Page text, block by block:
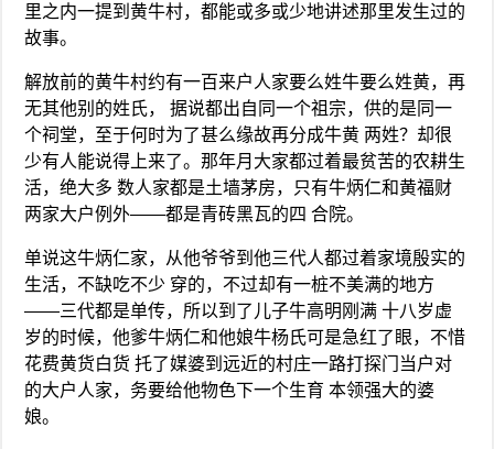
里之内一提到黄牛村，都能或多或少地讲述那里发生过的
故事。
解放前的黄牛村约有一百来户人家要么姓牛要么姓黄，再
无其他别的姓氏， 据说都出自同一个祖宗，供的是同一
个祠堂，至于何时为了甚么缘故再分成牛黄 两姓？却很
少有人能说得上来了。那年月大家都过着最贫苦的农耕生
活，绝大多 数人家都是土墙茅房，只有牛炳仁和黄福财
两家大户例外——都是青砖黑瓦的四 合院。
单说这牛炳仁家，从他爷爷到他三代人都过着家境殷实的
生活，不缺吃不少 穿的，不过却有一桩不美满的地方
——三代都是单传，所以到了儿子牛高明刚满 十八岁虚
岁的时候，他爹牛炳仁和他娘牛杨氏可是急红了眼，不惜
花费黄货白货 托了媒婆到远近的村庄一路打探门当户对
的大户人家，务要给他物色下一个生育 本领强大的婆
娘。